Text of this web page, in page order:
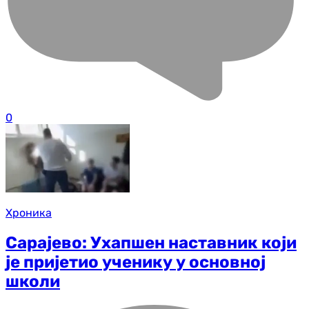
0
Хроника
Сарајево: Ухапшен наставник који
је пријетио ученику у основној
школи